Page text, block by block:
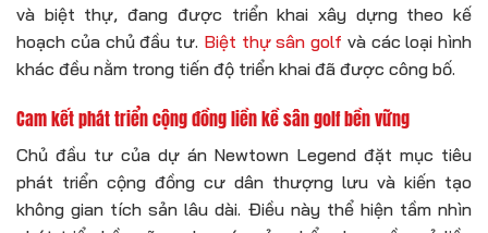
và biệt thự, đang được triển khai xây dựng theo kế
hoạch của chủ đầu tư. Biệt thự sân golf và các loại hình
khác đều nằm trong tiến độ triển khai đã được công bố.
Cam kết phát triển cộng đồng liền kề sân golf bền vững
Chủ đầu tư của dự án Newtown Legend đặt mục tiêu
phát triển cộng đồng cư dân thượng lưu và kiến tạo
không gian tích sản lâu dài. Điều này thể hiện tầm nhìn